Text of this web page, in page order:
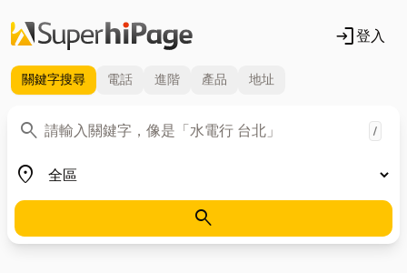
login登入
關鍵字搜尋 電話 進階 產品 地址
search
關鍵字 /
place
地區
search